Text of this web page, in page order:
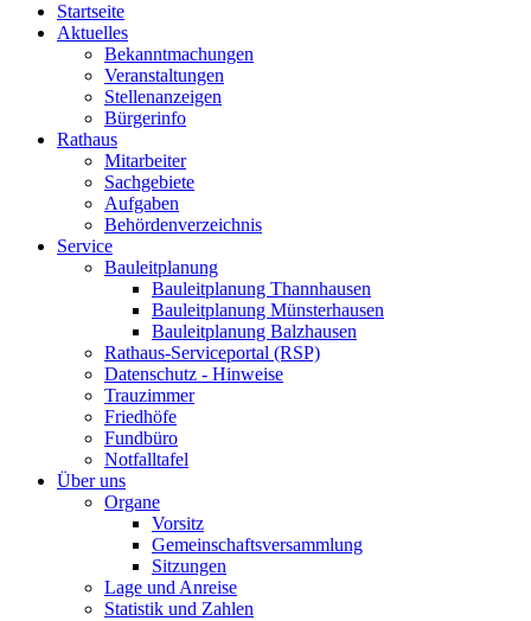
Startseite
Aktuelles
Bekanntmachungen
Veranstaltungen
Stellenanzeigen
Bürgerinfo
Rathaus
Mitarbeiter
Sachgebiete
Aufgaben
Behördenverzeichnis
Service
Bauleitplanung
Bauleitplanung Thannhausen
Bauleitplanung Münsterhausen
Bauleitplanung Balzhausen
Rathaus-Serviceportal (RSP)
Datenschutz - Hinweise
Trauzimmer
Friedhöfe
Fundbüro
Notfalltafel
Über uns
Organe
Vorsitz
Gemeinschaftsversammlung
Sitzungen
Lage und Anreise
Statistik und Zahlen